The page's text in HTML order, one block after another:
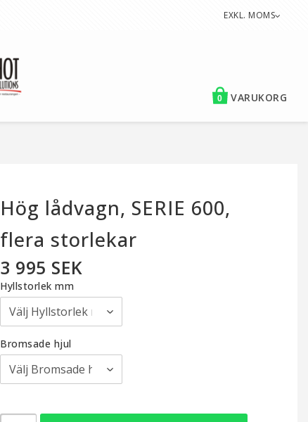
EXKL. MOMS
VARUKORG
0
Hög lådvagn, SERIE 600,
flera storlekar
3 995 SEK
Hyllstorlek mm
Bromsade hjul